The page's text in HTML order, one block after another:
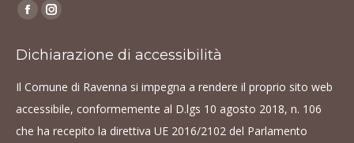
Find us on:
Facebook
opens
Instagram
opens
Dichiarazione di accessibilità
Il Comune di Ravenna si impegna a rendere il proprio sito web
accessibile, conformemente al D.lgs 10 agosto 2018, n. 106
che ha recepito la direttiva UE 2016/2102 del Parlamento